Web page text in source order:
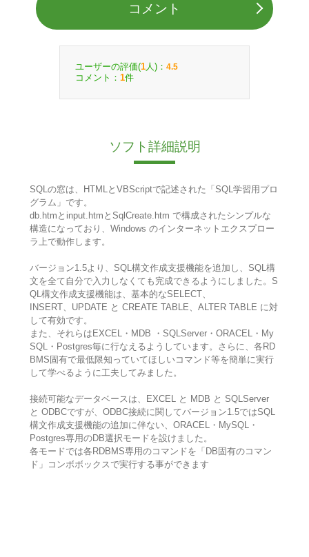
コメント
ユーザーの評価(1 人)： 4.5
コメント： 1件
ソフト詳細説明
SQLの窓は、HTMLとVBScriptで記述された「SQL学習用プロ
グラム」です。
db.htmとinput.htmとSqlCreate.htm で構成されたシンプルな
構造になっており、Windows のインターネットエクスプロー
ラ上で動作します。
バージョン1.5より、SQL構文作成支援機能を追加し、SQL構
文を全て自分で入力しなくても完成できるようにしました。S
QL構文作成支援機能は、基本的なSELECT、
INSERT、UPDATE と CREATE TABLE、ALTER TABLE に対
して有効です。
また、それらはEXCEL・MDB ・SQLServer・ORACEL・My
SQL・Postgres毎に行なえるようしています。さらに、各RD
BMS固有で最低限知っていてほしいコマンド等を簡単に実行
して学べるように工夫してみました。
接続可能なデータベースは、EXCEL と MDB と SQLServer
と ODBCですが、ODBC接続に関してバージョン1.5ではSQL
構文作成支援機能の追加に伴ない、ORACEL・MySQL・
Postgres専用のDB選択モードを設けました。
各モードでは各RDBMS専用のコマンドを「DB固有のコマン
ド」コンボボックスで実行する事ができます